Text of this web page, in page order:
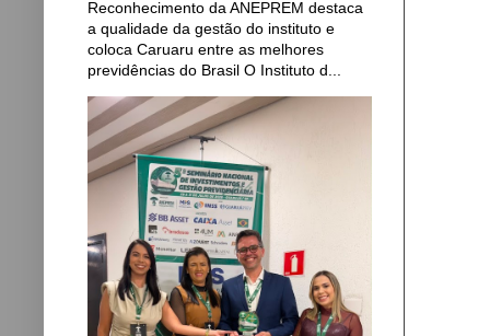
Reconhecimento da ANEPREM destaca
a qualidade da gestão do instituto e
coloca Caruaru entre as melhores
previdências do Brasil O Instituto d...